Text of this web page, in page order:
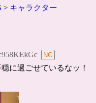
> キャラクター
穏に過ごせているなッ！